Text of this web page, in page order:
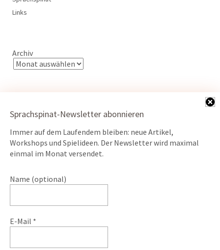
Links
Archiv
Kontakt
Datenschutz
Sprachspinat-Newsletter abonnieren
Immer auf dem Laufendem bleiben: neue Artikel,
Workshops und Spielideen. Der Newsletter wird maximal
einmal im Monat versendet.
Name (optional)
E-Mail *